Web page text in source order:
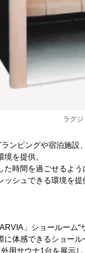
ラグ
ンピングや宿泊施設
を提供。
た時間を過ごせるよ
ッシュできる環境を
」ショールーム“
に体感できるショール
用サウナ1台を展示